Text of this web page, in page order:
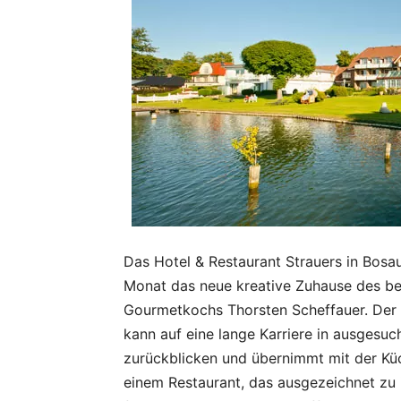
Das Hotel & Restaurant Strauers in
Monat das neue kreative Zuhause des
Gourmetkochs Thorsten Scheffauer.
kann auf eine lange Karriere in
zurückblicken und übernimmt mit der
einem Restaurant, das ausgezeichnet